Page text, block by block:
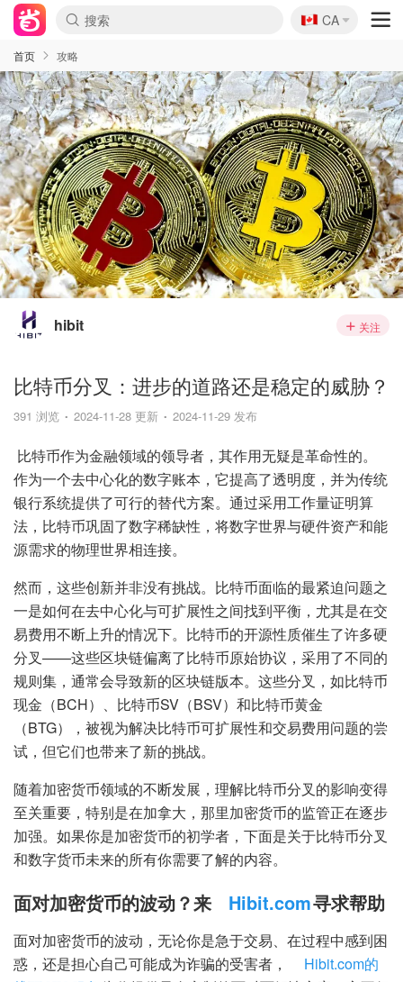
🇨🇦
CA
首页 攻略
hibit 关注
比特币分叉：进步的道路还是稳定的威胁？
391 浏览 2024-11-28 更新 2024-11-29 发布
比特币作为金融领域的领导者，其作用无疑是革命性的。
作为一个去中心化的数字账本，它提高了透明度，并为传统
银行系统提供了可行的替代方案。通过采用工作量证明算
法，比特币巩固了数字稀缺性，将数字世界与硬件资产和能
源需求的物理世界相连接。
然而，这些创新并非没有挑战。比特币面临的最紧迫问题之
一是如何在去中心化与可扩展性之间找到平衡，尤其是在交
易费用不断上升的情况下。比特币的开源性质催生了许多硬
分叉——这些区块链偏离了比特币原始协议，采用了不同的
规则集，通常会导致新的区块链版本。这些分叉，如比特币
现金（BCH）、比特币SV（BSV）和比特币黄金
（BTG），被视为解决比特币可扩展性和交易费用问题的尝
试，但它们也带来了新的挑战。
随着加密货币领域的不断发展，理解比特币分叉的影响变得
至关重要，特别是在加拿大，那里加密货币的监管正在逐步
加强。如果你是加密货币的初学者，下面是关于比特币分叉
和数字货币未来的所有你需要了解的内容。
面对加密货币的波动？来 Hibit.com寻求帮助
面对加密货币的波动，无论你是急于交易、在过程中感到困
惑，还是担心自己可能成为诈骗的受害者，
Hibit.com的